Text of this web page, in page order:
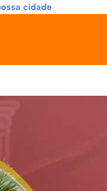
cidade